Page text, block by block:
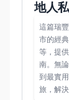
地人
這篇瑞
市的經
等，提
南。無
到最實
旅，解